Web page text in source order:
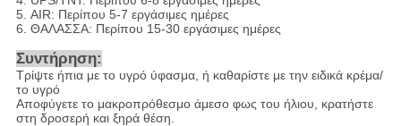
5. AIR: Περίπου 5-7 εργάσιμες ημέρες
6. ΘΑΛΑΣΣΑ: Περίπου 15-30 εργάσιμες ημέρες
Συντήρηση:
Τρίψτε ήπια με το υγρό ύφασμα, ή καθαρίστε με την ειδικά κρέμα/
το υγρό
Αποφύγετε το μακροπρόθεσμο άμεσο φως του ήλιου, κρατήστε
στη δροσερή και ξηρά θέση.